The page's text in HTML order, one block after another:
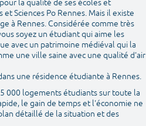
la qualité de ses écoles et
Sciences Po Rennes. Mais il existe
à Rennes. Considérée comme très
soyez un étudiant qui aime les
avec un patrimoine médiéval qui la
une ville saine avec une qualité d'air
une résidence étudiante à Rennes.
000 logements étudiants sur toute la
le gain de temps et l'économie ne
détaillé de la situation et des